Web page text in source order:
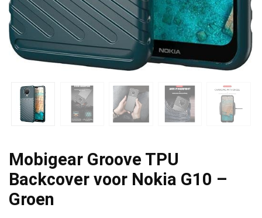
Mobigear Groove TPU
Backcover voor Nokia G10 –
Groen